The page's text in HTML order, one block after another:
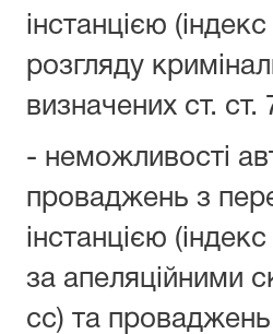
інстанцією
розгляду
визначених ст.
- неможливості
проваджень з
інстанцією
за апеляційними
сс) та